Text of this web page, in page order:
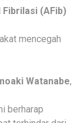
(AFib)
mencegah
Watanabe,
berharap